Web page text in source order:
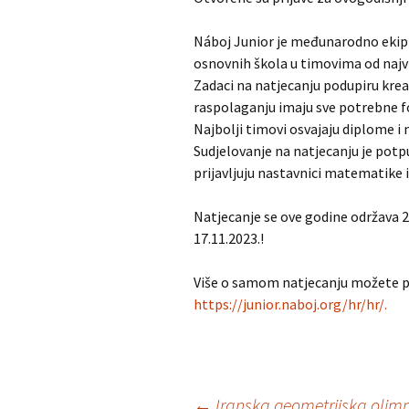
MNM u gostima
Školjka
RADDAR
Matematika i škola
kviz
Dürer
Iranska
olimpijada
Iranska
olimpijada
Náboj Junior je međunarodno
osnovnih škola u timovima od
Zadaci na natjecanju podupiru
raspolaganju imaju sve potrebne
Najbolji timovi osvajaju diplome i
Sudjelovanje na natjecanju je
prijavljuju nastavnici matematike
Natjecanje se ove godine održava
17.11.2023.!
Više o samom natjecanju možete
https://junior.naboj.org/hr/hr/.